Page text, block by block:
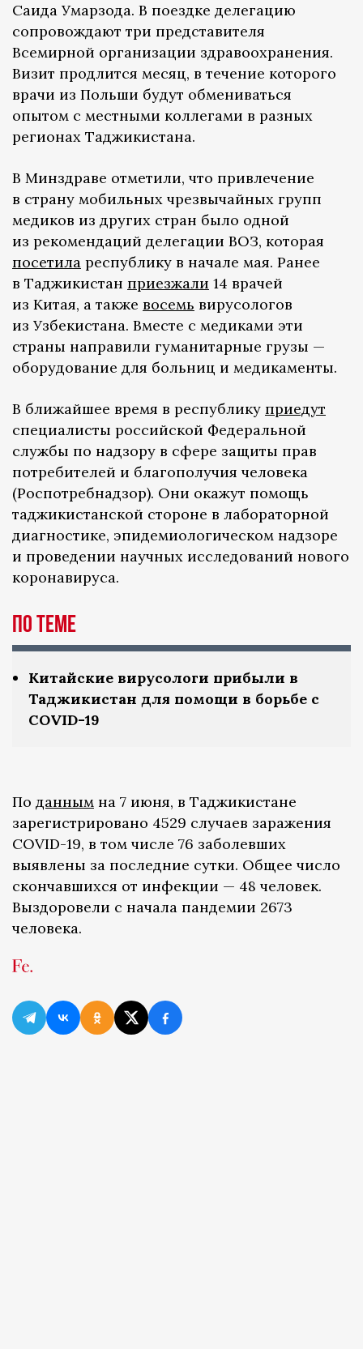
Саида Умарзода. В поездке делегацию
сопровождают три представителя
Всемирной организации здравоохранения.
Визит продлится месяц, в течение которого
врачи из Польши будут обмениваться
опытом с местными коллегами в разных
регионах Таджикистана.
В Минздраве отметили, что привлечение
в страну мобильных чрезвычайных групп
медиков из других стран было одной
из рекомендаций делегации ВОЗ, которая
посетила республику в начале мая. Ранее
в Таджикистан приезжали 14 врачей
из Китая, а также восемь вирусологов
из Узбекистана. Вместе с медиками эти
страны направили гуманитарные грузы —
оборудование для больниц и медикаменты.
В ближайшее время в республику приедут
специалисты российской Федеральной
службы по надзору в сфере защиты прав
потребителей и благополучия человека
(Роспотребнадзор). Они окажут помощь
таджикистанской стороне в лабораторной
диагностике, эпидемиологическом надзоре
и проведении научных исследований нового
коронавируса.
по теме
Китайские вирусологи прибыли в
Таджикистан для помощи в борьбе с
COVID-19
По данным на 7 июня, в Таджикистане
зарегистрировано 4529 случаев заражения
COVID-19, в том числе 76 заболевших
выявлены за последние сутки. Общее число
скончавшихся от инфекции — 48 человек.
Выздоровели с начала пандемии 2673
человека.